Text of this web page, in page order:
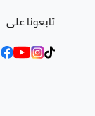
تابعونا على